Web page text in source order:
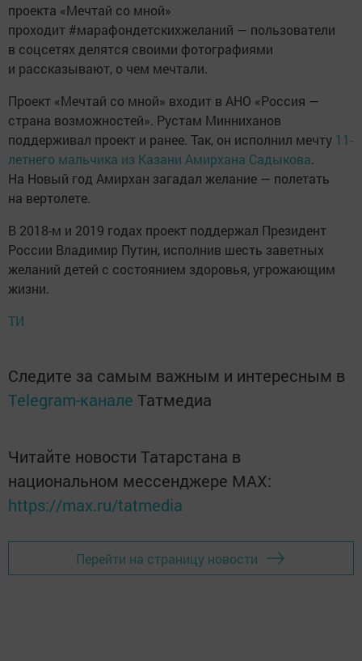
проекта «Мечтай со мной»
проходит #марафондетскихжеланий — пользователи
в соцсетях делятся своими фотографиями
и рассказывают, о чем мечтали.
Проект «Мечтай со мной» входит в АНО «Россия —
страна возможностей». Рустам Минниханов
поддерживал проект и ранее. Так, он исполнил мечту 11-
летнего мальчика из Казани Амирхана Садыкова.
На Новый год Амирхан загадал желание — полетать
на вертолете.
В 2018-м и 2019 годах проект поддержал Президент
России Владимир Путин, исполнив шесть заветных
желаний детей с состоянием здоровья, угрожающим
жизни.
ТИ
Следите за самым важным и интересным в
Telegram-канале Татмедиа
Читайте новости Татарстана в
национальном мессенджере MАХ:
https://max.ru/tatmedia
Перейти на страницу новости